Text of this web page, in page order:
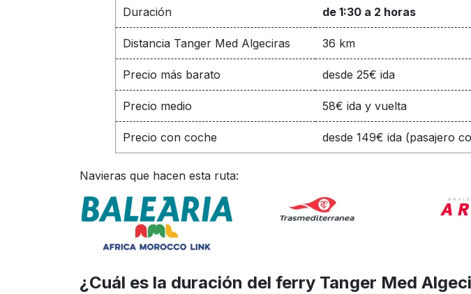
Duración de 1:30 a 2 horas
Distancia Tanger Med Algeciras 36 km
Precio más barato desde 25€ ida
Precio medio 58€ ida y vuelta
Precio con coche desde 149€ ida (pasajero
Navieras que hacen esta ruta:
¿Cuál es la duración del ferry Tanger Med